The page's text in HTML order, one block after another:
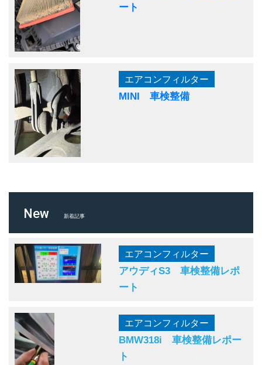
ート
エアコンフィルター
MINI 車検整備
New 新着記事
エアコンフィルター
アウディS3 車検整備レポ
ート
エアコンフィルター
BMW318i 車検整備レポー
ト